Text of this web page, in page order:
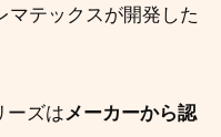
マテックスが開発した
ーズは メーカーから認